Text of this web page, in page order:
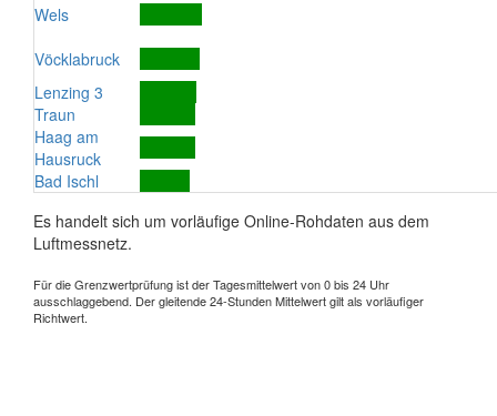
Wels
Vöcklabruck
Lenzing 3
Traun
Haag am
Hausruck
Bad Ischl
Es handelt sich um vorläufige Online-Rohdaten aus dem
Luftmessnetz.
Für die Grenzwertprüfung ist der Tagesmittelwert von 0 bis 24 Uhr
ausschlaggebend. Der gleitende 24-Stunden Mittelwert gilt als vorläufiger
Richtwert.